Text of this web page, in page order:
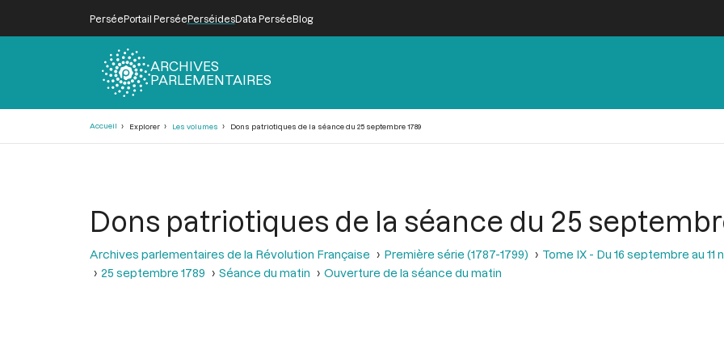
PerséePortail PerséePerséidesData PerséeBlog
ARCHIVES
PARLEMENTAIRES
Accueil Explorer Les volumes Dons patriotiques de la séance du 25 septembre 1789
Dons patriotiques de la séance du 25
Archives parlementaires de la Révolution Française Première série (1787-1799) Tome IX - Du 16 septembre au 11
25 septembre 1789
Séance du matin Ouverture de la séance du matin